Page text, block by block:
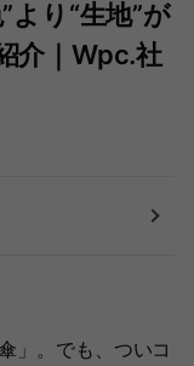
より“生地”が
介｜Wpc.社
」。でも、ついコ